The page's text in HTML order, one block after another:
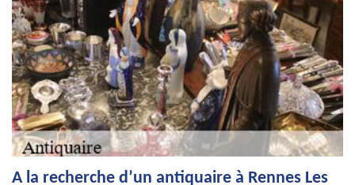
A la recherche d’un antiquaire à Rennes Les